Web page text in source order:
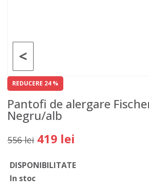
<
REDUCERE 24 %
Pantofi de alergare
Negru/alb
556 lei 419 lei
DISPONIBILITATE
In stoc